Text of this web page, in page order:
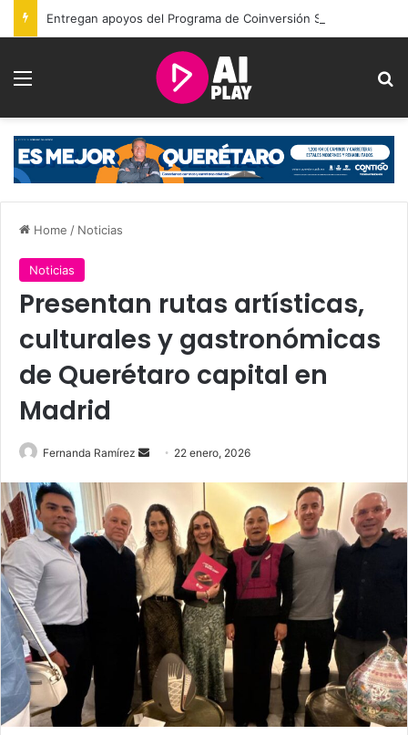
Menu
Home / Noticias
Noticias
Presentan rutas artísticas,
culturales y gastronómicas
de Querétaro capital en
Madrid
Fernanda Ramírez
Send 22 enero, 2026